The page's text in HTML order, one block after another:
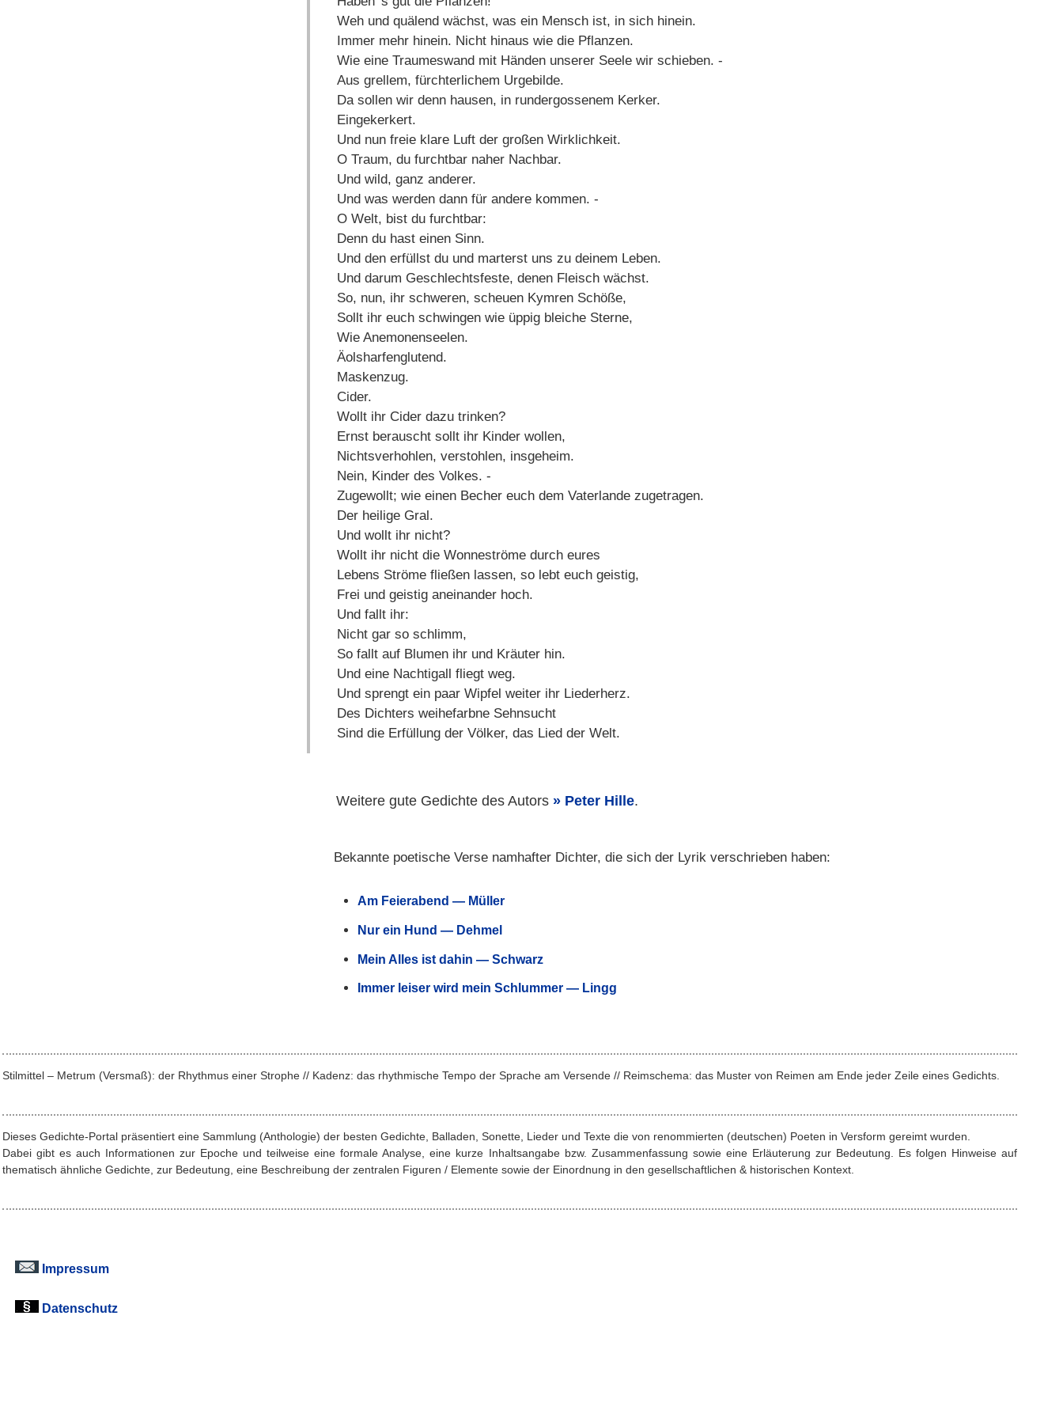
Weh und quälend wächst, was ein Mensch ist, in sich hinein.
Immer mehr hinein. Nicht hinaus wie die Pflanzen.
Wie eine Traumeswand mit Händen unserer Seele wir schieben. -
Aus grellem, fürchterlichem Urgebilde.
Da sollen wir denn hausen, in rundergossenem Kerker.
Eingekerkert.
Und nun freie klare Luft der großen Wirklichkeit.
O Traum, du furchtbar naher Nachbar.
Und wild, ganz anderer.
Und was werden dann für andere kommen. -
O Welt, bist du furchtbar:
Denn du hast einen Sinn.
Und den erfüllst du und marterst uns zu deinem Leben.
Und darum Geschlechtsfeste, denen Fleisch wächst.
So, nun, ihr schweren, scheuen Kymren Schöße,
Sollt ihr euch schwingen wie üppig bleiche Sterne,
Wie Anemonenseelen.
Äolsharfenglutend.
Maskenzug.
Cider.
Wollt ihr Cider dazu trinken?
Ernst berauscht sollt ihr Kinder wollen,
Nichtsverhohlen, verstohlen, insgeheim.
Nein, Kinder des Volkes. -
Zugewollt; wie einen Becher euch dem Vaterlande zugetragen.
Der heilige Gral.
Und wollt ihr nicht?
Wollt ihr nicht die Wonneströme durch eures
Lebens Ströme fließen lassen, so lebt euch geistig,
Frei und geistig aneinander hoch.
Und fallt ihr:
Nicht gar so schlimm,
So fallt auf Blumen ihr und Kräuter hin.
Und eine Nachtigall fliegt weg.
Und sprengt ein paar Wipfel weiter ihr Liederherz.
Des Dichters weihefarbne Sehnsucht
Sind die Erfüllung der Völker, das Lied der Welt.
Weitere gute Gedichte des Autors Peter Hille.
Bekannte poetische Verse namhafter Dichter, die sich der Lyrik verschrieben haben:
Am Feierabend — Müller
Nur ein Hund — Dehmel
Mein Alles ist dahin — Schwarz
Immer leiser wird mein Schlummer — Lingg
Stilmittel – Metrum (Versmaß): der Rhythmus einer Strophe // Kadenz: das rhythmische Tempo der Sprache am Versende // Reimschema: das Muster von Reimen am Ende jeder Zeile eines Gedichts.
Dieses Gedichte-Portal präsentiert eine Sammlung (Anthologie) der besten Gedichte, Balladen, Sonette, Lieder und Texte die von renommierten (deutschen) Poeten in Versform gereimt wurden.
Dabei gibt es auch Informationen zur Epoche und teilweise eine formale Analyse, eine kurze Inhaltsangabe bzw. Zusammenfassung sowie eine Erläuterung zur Bedeutung. Es folgen Hinweise auf
thematisch ähnliche Gedichte, zur Bedeutung, eine Beschreibung der zentralen Figuren / Elemente sowie der Einordnung in den gesellschaftlichen & historischen Kontext.
Impressum
Datenschutz